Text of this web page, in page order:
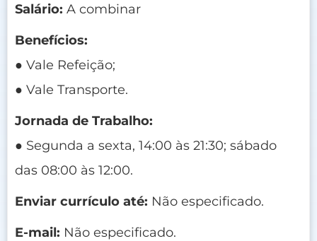
Salário: A combinar
Benefícios:
● Vale Refeição;
● Vale Transporte.
Jornada de Trabalho:
● Segunda a sexta, 14:00 às 21:30; sábado
das 08:00 às 12:00.
Enviar currículo até: Não especificado.
E-mail: Não especificado.